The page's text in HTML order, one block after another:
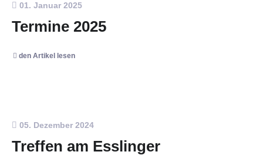
01. Januar 2025
Termine 2025
den Artikel lesen
05. Dezember 2024
Treffen am Esslinger